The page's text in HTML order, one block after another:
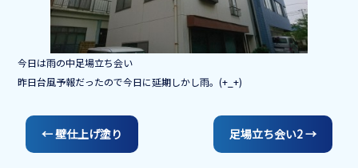
o
k
今日は雨の中足場立ち会い
昨日台風予報だったので今日に延期しかし雨。(+_+)
←壁仕上げ塗り 足場立ち会い2→